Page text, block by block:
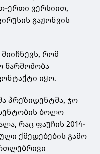
ერთი ვერსიით,
გაჟონვის
რომ
წარმოშობა
იყო.
პრეზიდენტმა, ჯო
ბოლო
რაც ფაუჩის 2014-
ქმედებების გამო